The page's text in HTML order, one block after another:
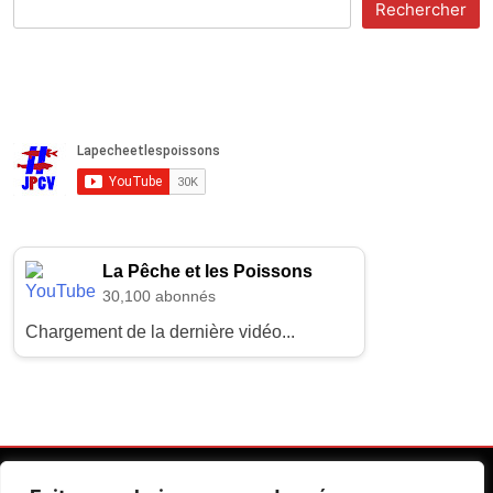
Rechercher
La Pêche et les Poissons
30,100 abonnés
Chargement de la dernière vidéo...